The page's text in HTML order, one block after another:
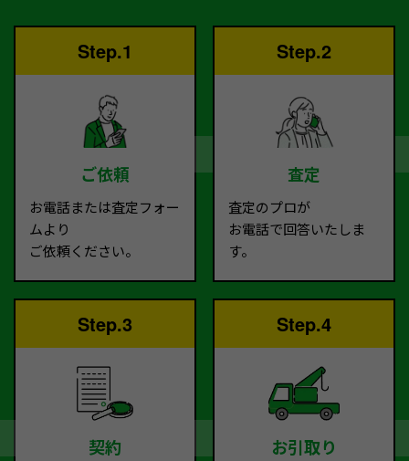
Step.1
ご依頼
お電話または査定フォー
ムより
ご依頼ください。
Step.2
査定
査定のプロが
お電話で回答いたしま
す。
Step.3
契約
Step.4
お引取り